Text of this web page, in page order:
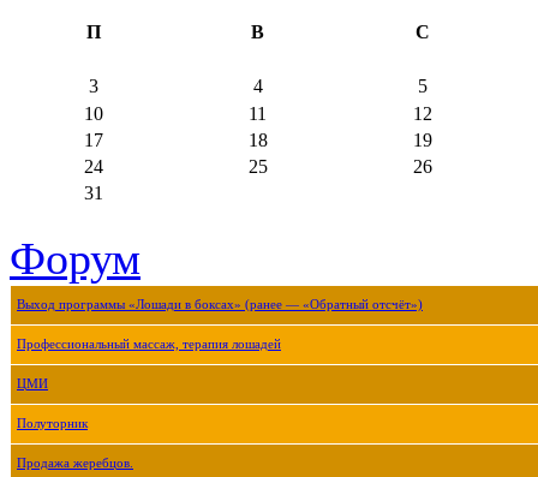
П В С
3 4
5
10
11
12
17
18
19
24
25
26
31
Форум
Выход программы «Лошади в боксах» (ранее — «Обратный отсчёт»)
Профессиональный массаж, терапия лошадей
ЦМИ
Полуторник
Продажа жеребцов.